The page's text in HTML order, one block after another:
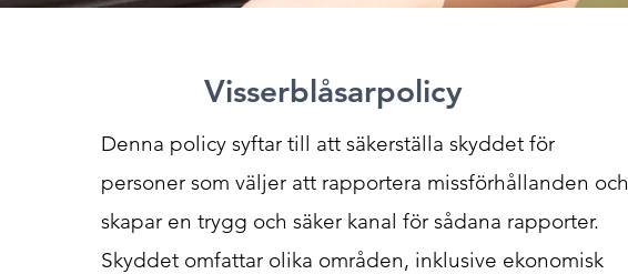
Visserblåsarpolicy
Denna policy syftar till att säkerställa skyddet för
personer som väljer att rapportera missförhållanden och
skapar en trygg och säker kanal för sådana rapporter.
Skyddet omfattar olika områden, inklusive ekonomisk